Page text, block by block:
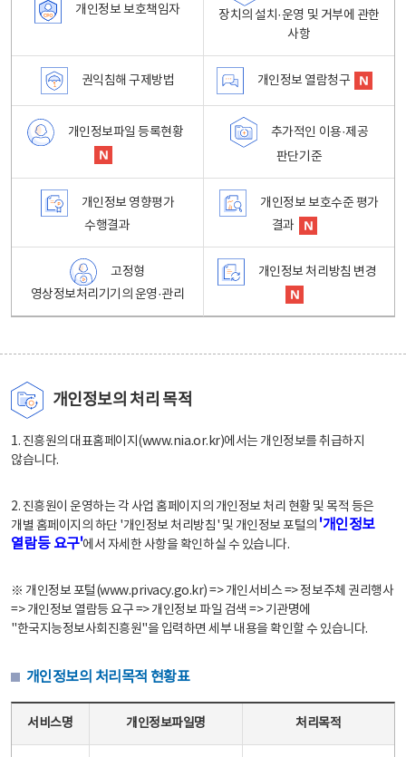
개인정보 보호책임자
장치의 설치·운영 및 거부에 관한
사항
권익침해 구제방법 개인정보 열람청구
개인정보파일 등록현황
추가적인 이용·제공
판단기준
개인정보 영향평가
수행결과
개인정보 보호수준 평가
결과
고정형
영상정보처리기기의 운영·관리
개인정보 처리방침 변경
개인정보의 처리 목적
1. 진흥원의 대표홈페이지(www.nia.or.kr)에서는 개인정보를 취급하지
않습니다.
2. 진흥원이 운영하는 각 사업 홈페이지의 개인정보 처리 현황 및 목적 등은
개별 홈페이지의 하단 '개인정보 처리방침' 및 개인정보 포털의 '개인정보
열람등 요구'에서 자세한 사항을 확인하실 수 있습니다.
※ 개인정보 포털(www.privacy.go.kr) => 개인서비스 => 정보주체 권리행사
=> 개인정보 열람등 요구 => 개인정보 파일 검색 => 기관명에
"한국지능정보사회진흥원"을 입력하면 세부 내용을 확인할 수 있습니다.
개인정보의 처리목적 현황표
서비스명 개인정보파일명 처리목적